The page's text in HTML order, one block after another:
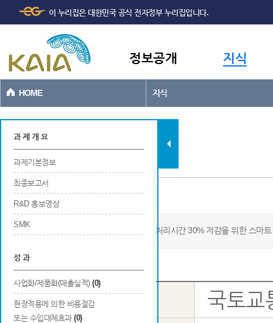
본문바로가기
이 누리집은 대한민국 공식 전자정부 누리집입니다.
정보공개 지식
HOME 지식
지식
과 제 개 요
과제기본정보
최종보고서
R&D 홍보영상
SMK
성 과
사업화/제품화(매출실적) (0)
현장적용에 의한 비용절감
또는 수입대체효과 (0)
과제기본정보
무인체를 이용한 시설물 점검시간 및 영상 처리시간 30% 저감을 위한 스마
사업명 국토교